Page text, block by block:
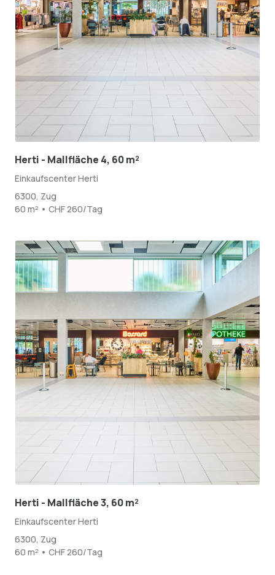
Herti - Mallfläche 4, 60 m²
Einkaufscenter Herti
6300, Zug
60 m² • CHF 260/Tag
Herti - Mallfläche 3, 60 m²
Einkaufscenter Herti
6300, Zug
60 m² • CHF 260/Tag